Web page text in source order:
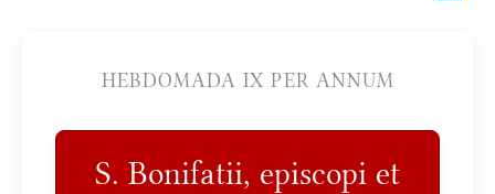
HEBDOMADA IX PER ANNUM
S. Bonifatii, episcopi et